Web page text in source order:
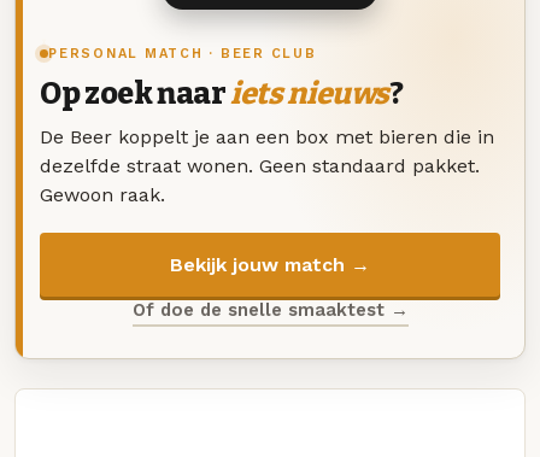
PERSONAL MATCH · BEER CLUB
Op zoek naariets nieuws?
De Beer koppelt je aan een box met bieren die in
dezelfde straat wonen. Geen standaard pakket.
Gewoon raak.
Bekijk jouw match →
Of doe de snelle smaaktest →